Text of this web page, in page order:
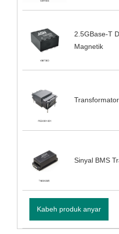
2.5GBase-T
Magnetik
Sinyal BMS
Kabeh produk anyar